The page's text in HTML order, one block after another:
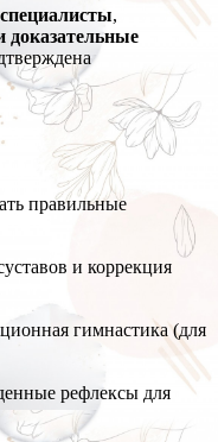
специалисты,
правильные
и коррекция
гимнастика (для
рефлексы для